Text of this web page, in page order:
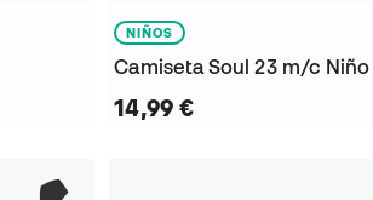
NIÑOS
Camiseta Soul 23 m/c Niño
14,99 €